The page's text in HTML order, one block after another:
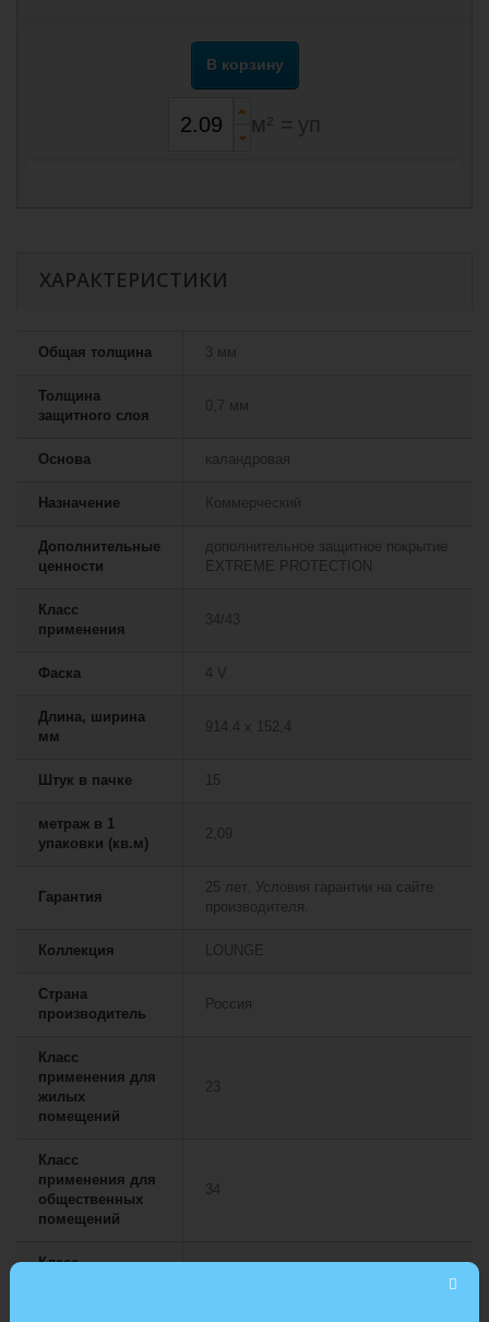
В корзину
м² = уп
ХАРАКТЕРИСТИКИ
Общая толщина 3 мм
Толщина
защитного слоя
0,7 мм
Основа каландровая
Назначение Коммерческий
Дополнительные
ценности
дополнительное защитное покрытие
EXTREME PROTECTION
Класс
применения
34/43
Фаска 4 V
Длина, ширина
мм
914.4 х 152,4
Штук в пачке 15
метраж в 1
упаковки (кв.м)
2,09
Гарантия
25 лет. Условия гарантии на сайте
производителя.
Коллекция LOUNGE
Страна
производитель
Россия
Класс
применения для
жилых
помещений
23
Класс
применения для
общественных
помещений
34
Класс